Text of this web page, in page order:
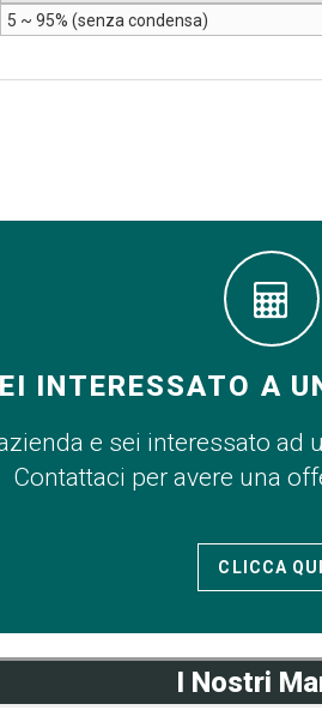
5 ~ 95% (senza condensa)
INTERESSATO A
e sei interessato ad
Contattaci per avere una
CLICCA QUI
I Nostri